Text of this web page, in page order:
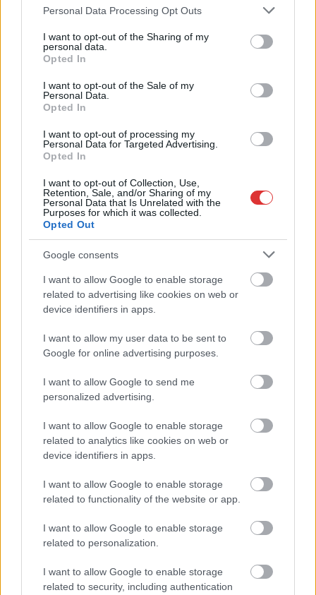
Please note that this website/app uses one or more Google
not limited to your visit or usage behaviour. You may click to
grant or deny consent to Google and its third-party tags to
use your data for below specified purposes in below Google
consent section.
Personal Data Processing Opt Outs
I want to opt-out of the Sharing of my
personal data.
Opted In
I want to opt-out of the Sale of my
Personal Data.
Opted In
I want to opt-out of processing my
Personal Data for Targeted Advertising.
Opted In
I want to opt-out of Collection, Use,
Retention, Sale, and/or Sharing of my
Personal Data that Is Unrelated with the
Purposes for which it was collected.
Opted Out
Google consents
I want to allow Google to enable storage
related to advertising like cookies on web or
device identifiers in apps.
I want to allow my user data to be sent to
Google for online advertising purposes.
I want to allow Google to send me
personalized advertising.
I want to allow Google to enable storage
related to analytics like cookies on web or
device identifiers in apps.
I want to allow Google to enable storage
related to functionality of the website or app.
I want to allow Google to enable storage
related to personalization.
I want to allow Google to enable storage
related to security, including authentication
Hírlevél feliratkozás
Megismertem és elfogadom aGDPR-szabályzatot
Nem szeretne lemaradni semmiről? Csak egy kattintás, és hírlevelünk a
legfrissebb információkkal és exkluzív tartalmakkal hétről hétre
A SZOL24 legfrissebb 24 cikke
A Szolnok megyei gazdák nagyon nem akarták a JÉGER
további üzemeltetését
Csendélet 5.0: alig balesetveszélyes lépcső és remek
állapotban levő buszmegálló mutatja, hogy Szolnok mennyire
élhető város
Napokon belül megválasztja az új köztársasági elnököt az